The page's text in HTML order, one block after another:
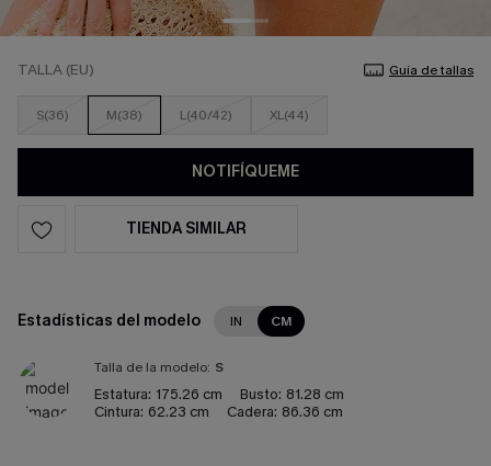
TALLA (EU) Guía de tallas
S(36) M(38) L(40/42) XL(44)
NOTIFÍQUEME
TIENDA SIMILAR
Estadísticas del modelo IN CM
Talla de la modelo: S
Estatura: 175.26 cm Busto: 81.28 cm
Cintura: 62.23 cm Cadera: 86.36 cm